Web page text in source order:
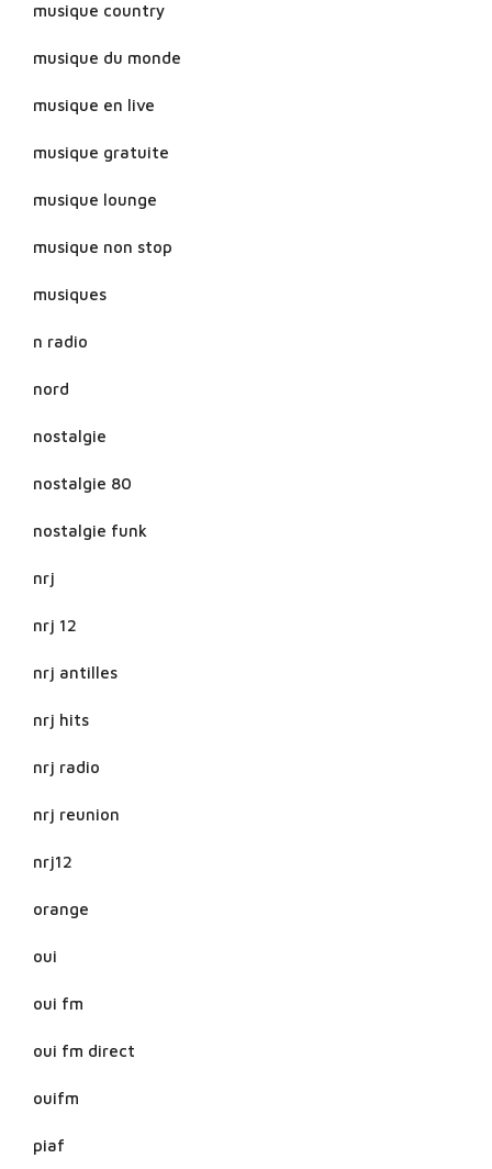
musique country
musique du monde
musique en live
musique gratuite
musique lounge
musique non stop
musiques
n radio
nord
nostalgie
nostalgie 80
nostalgie funk
nrj
nrj 12
nrj antilles
nrj hits
nrj radio
nrj reunion
nrj12
orange
oui
oui fm
oui fm direct
ouifm
piaf